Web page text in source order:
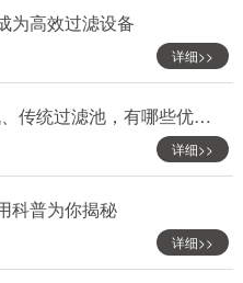
为高效过滤设备
详细>>
微滤机下沉式PK外置式微滤机、传统过滤池，有哪些优点？
详细>>
科普为你揭秘
详细>>